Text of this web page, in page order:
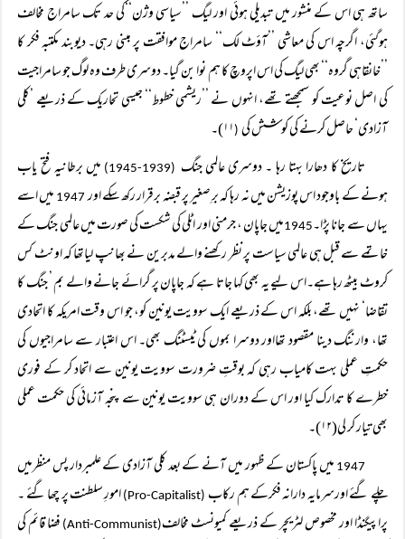
ساتھ ہی اس کے منشور میں تبدیلی ہوئی اور لیگ ’’سیاسی وژن‘‘کی حد تک سامراج مخالف
ہوگئی، اگرچہ اس کی معاشی ’’آؤٹ لک‘‘ سامراج موافقت پر مبنی رہی۔ دیوبند مکتبہ فکر کا
’’خانقاہی گروہ‘‘ بھی لیگ کی اس اپروچ کا ہم نوا بن گیا۔ دوسری طرف وہ لوگ جو سامراجیت
کی اصل نوعیت کو سمجھتے تھے، انہوں نے ’’ریشمی خطوط‘‘ جیسی تحاریک کے ذریعے ’کلی
آزادی‘ حاصل کرنے کی کوشش کی (۱۱)۔
تاریخ کا دھارا بہتا رہا ۔ دوسری عالمی جنگ (1939-1945)
میں برطانیہ فتح یاب
ہونے کے باوجود اس پوزیشن میں نہ رہا کہ برِ صغیر پر قبضہ برقرار رکھ سکے اور1947
میں اسے
یہاں سے جانا پڑا۔1945میں جاپان ، جرمنی اور اٹلی کی شکست کی صورت میں عالمی جنگ کے
خاتمے سے قبل ہی عالمی سیاست پر نظر رکھنے والے مدبرین نے بھانپ لیاتھا کہ اونٹ کس
کروٹ بیٹھ رہا ہے۔اس لیے یہ بھی کہا جاتا ہے کہ جاپان پر گرائے جانے والے بم ’ جنگ کا
تقاضا‘ نہیں تھے، بلکہ اس کے ذریعے ایک سوویت یونین کو، جو اس وقت امریکہ کا اتحادی
تھا، وارننگ دینا مقصود تھااور دوسرا بموں کی ٹیسٹنگ بھی۔ اس اعتبار سے سامراجیوں کی
حکمتِ عملی بہت کامیاب رہی کہ بوقتِ ضرورت سوویت یونین سے اتحاد کر کے فوری
خطرے کا تدارک کیا اور اس کے دوران ہی سوویت یونین سے پنجہ آزمائی کی حکمت عملی
بھی تیار کر لی(۱۲)۔
1947 میں پاکستان کے ظہور میں آنے کے بعد کلی آزادی کے علمبردار پس منظرمیں
چلے گئے اورسرمایہ دارانہ فکرکے ہم رکاب (Pro-Capitalist)
امورِ سلطنت پر چھا گئے ۔
پراپیگنڈا اور مخصوص لٹریچر کے ذریعے کمیونسٹ مخالف(Anti-Communist)
فضا قائم کی